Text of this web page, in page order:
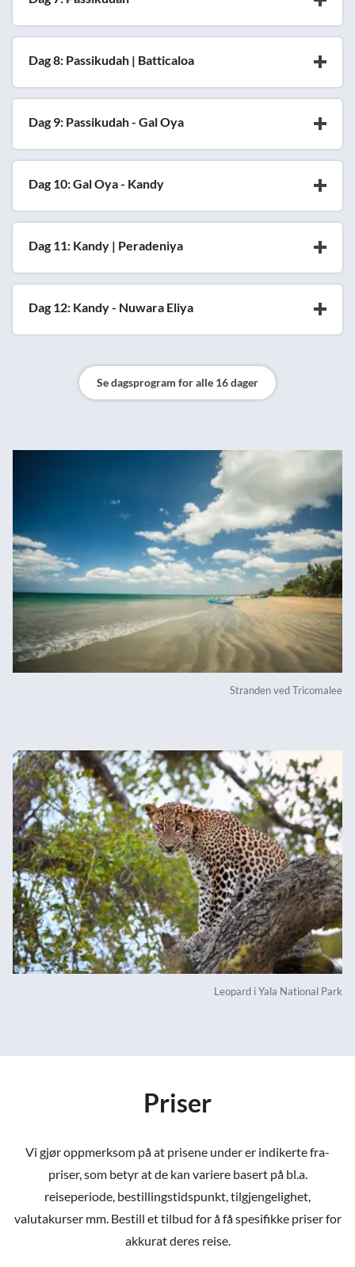
Dag 8: Passikudah | Batticaloa
Dag 9: Passikudah - Gal Oya
Dag 10: Gal Oya - Kandy
Dag 11: Kandy | Peradeniya
Dag 12: Kandy - Nuwara Eliya
Se dagsprogram for alle 16 dager
Stranden ved Tricomalee
Leopard i Yala National Park
Priser
Vi gjør oppmerksom på at prisene under er indikerte fra-
priser, som betyr at de kan variere basert på bl.a.
reiseperiode, bestillingstidspunkt, tilgjengelighet,
valutakurser mm. Bestill et tilbud for å få spesifikke priser for
akkurat deres reise.